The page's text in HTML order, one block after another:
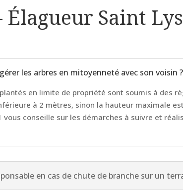
Élagueur Saint Lys
les arbres en mitoyenneté avec son voisin ?
en limite de propriété sont soumis à des
à 2 mètres, sinon la hauteur maximale
vous conseille sur les démarches à suivre et
en cas de chute de branche sur un